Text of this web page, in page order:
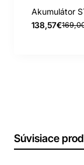
Akumulátor
138,57€
Súvisiace